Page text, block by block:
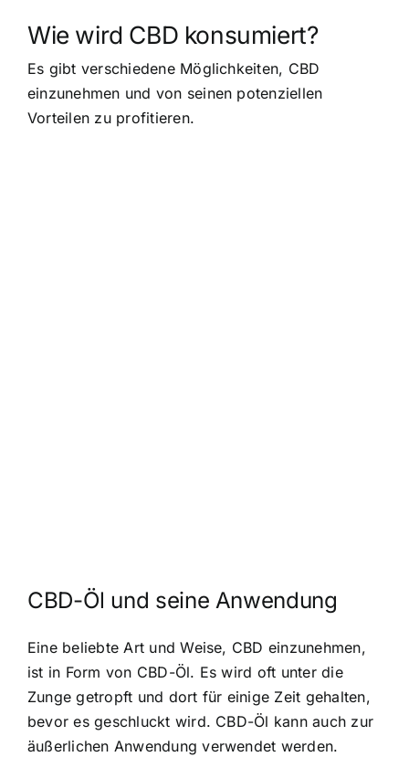
Wie wird CBD konsumiert?
Es gibt verschiedene Möglichkeiten, CBD
einzunehmen und von seinen potenziellen
Vorteilen zu profitieren.
CBD-Öl und seine Anwendung
Eine beliebte Art und Weise, CBD einzunehmen,
ist in Form von CBD-Öl. Es wird oft unter die
Zunge getropft und dort für einige Zeit gehalten,
bevor es geschluckt wird. CBD-Öl kann auch zur
äußerlichen Anwendung verwendet werden.